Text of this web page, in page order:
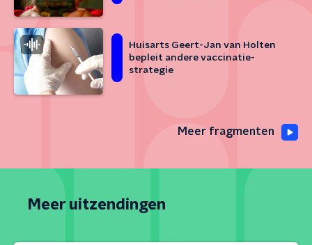
Huisarts Geert-Jan van Holten
bepleit andere vaccinatie-
strategie
Meer fragmenten
Meer uitzendingen